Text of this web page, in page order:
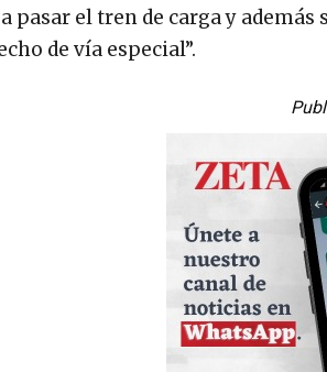
a pasar el tren de carga y
de vía especial”.